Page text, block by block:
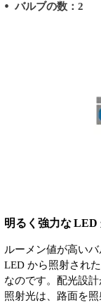
バルブの数：2
明るく強力な LED
ルーメン値が高い
LED から照射され
なのです。配光設
照射光は、路面を